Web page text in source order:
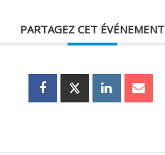
PARTAGEZ CET ÉVÉNEMENT